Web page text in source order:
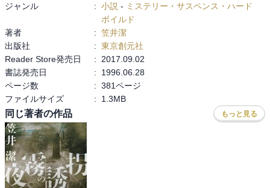
なく、アンドロギュノスという第三の性別が存在した。手足は4本ず
つ、顔も2つ、性器も2つあり、身体の各パーツは現在の2倍あった。
ゼウスは真っ二つに引き裂きさいた。これ以来、人間は失われた
「もう半分」を求めて探し続けるようになった。この「失われた半
身への渇望」こそが、人間が互いに愛し合う恋心（エロス）の起源
である、とアリストパネスは語る。
バルザック(著)『セラフィタ』は、両性具有が主人公。スウェーデ
ンボルグの神秘主義思想が色濃く反映されている。
そして、名門ハンガリー貴族の史上最大の残虐な大量虐殺者バー
トリ・エルジェベト伯爵夫人の事件から、残虐性を強調する。その
残虐性はどこからきたのか？
また、その物語の作中作家のジョルジュ・ルノワールが、ジョル
ジュバタイユの「全般経済学」という概念を使い、社会における
ジャンル : 小説 - ミステリー・サスペンス・ハード
ボイルド
著者
: 笠井潔
出版社
: 東京創元社
Reader Store発売日
:
2017.09.02
書誌発売日
:
1996.06.28
ページ数
: 381ページ
ファイルサイズ
: 1.3MB
同じ著者の作品 もっと見る